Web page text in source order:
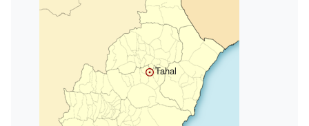
Tahal